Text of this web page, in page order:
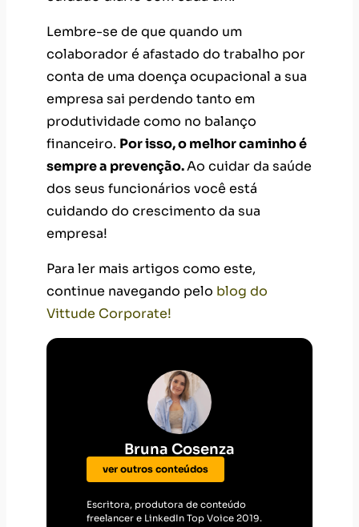
Lembre-se de que quando um
colaborador é afastado do trabalho por
conta de uma doença ocupacional a sua
empresa sai perdendo tanto em
produtividade como no balanço
financeiro. Por isso, o melhor caminho é
sempre a prevenção.Ao cuidar da saúde
dos seus funcionários você está
cuidando do crescimento da sua
empresa!
Para ler mais artigos como este,
continue navegando pelo blog do
Vittude Corporate!
Bruna Cosenza
ver outros conteúdos
Escritora, produtora de conteúdo
freelancer e LinkedIn Top Voice 2019.